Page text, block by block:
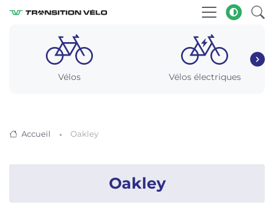
Vélos Vélos électriques
Accueil Oakley
Oakley